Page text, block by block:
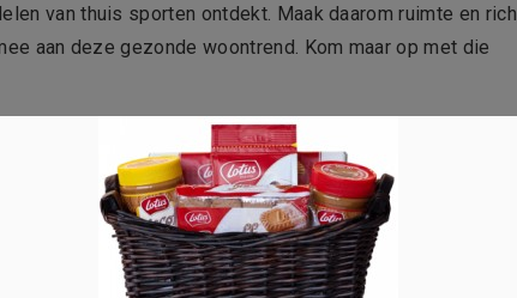
van thuis sporten ontdekt. Maak daarom ruimte en
aan deze gezonde woontrend. Kom maar op met die
is een grote trend op het gebied van wonen. Steeds meer
ingerichte woningen. Less is more toch?